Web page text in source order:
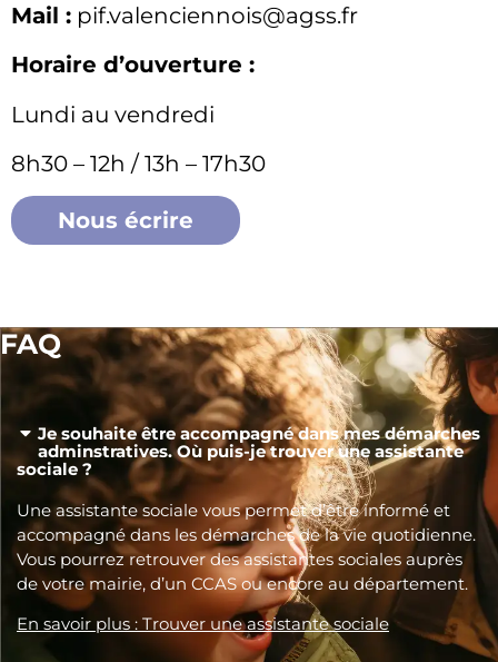
Mail : pif.valenciennois@agss.fr
Horaire d’ouverture :
Lundi au vendredi
8h30 – 12h / 13h – 17h30
Nous écrire
FAQ
Je souhaite être accompagné dans mes démarches
adminstratives. Où puis-je trouver une assistante
sociale ?
Une assistante sociale vous permet d’être informé et
accompagné dans les démarches de la vie quotidienne.
Vous pourrez retrouver des assistantes sociales auprès
de votre mairie, d’un CCAS ou encore au département.
En savoir plus : Trouver une assistante sociale